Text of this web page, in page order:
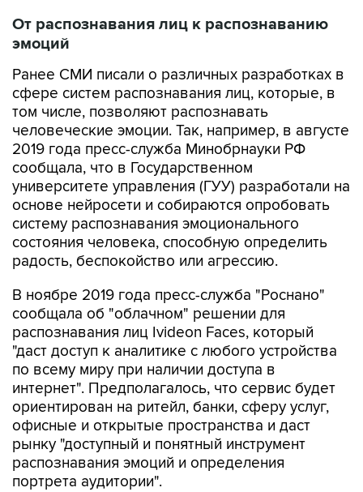
От распознавания лиц к распознаванию
эмоций
Ранее СМИ писали о различных разработках в
сфере систем распознавания лиц, которые, в
том числе, позволяют распознавать
человеческие эмоции. Так, например, в августе
2019 года пресс-служба Минобрнауки РФ
сообщала, что в Государственном
университете управления (ГУУ) разработали на
основе нейросети и собираются опробовать
систему распознавания эмоционального
состояния человека, способную определить
радость, беспокойство или агрессию.
В ноябре 2019 года пресс-служба "Роснано"
сообщала об "облачном" решении для
распознавания лиц Ivideon Faces, который
"даст доступ к аналитике с любого устройства
по всему миру при наличии доступа в
интернет". Предполагалось, что сервис будет
ориентирован на ритейл, банки, сферу услуг,
офисные и открытые пространства и даст
рынку "доступный и понятный инструмент
распознавания эмоций и определения
портрета аудитории".